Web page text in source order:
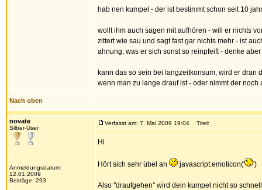
hab nen kumpel - der ist bestimmt schon seit 10
wollt ihm auch sagen mit aufhören - will er nichts
zittert wie sau und sagt fast gar nichts mehr - ist
ahnung, was er sich sonst so reinpfeift - denke
kann das so sein bei langzeitkonsum, wird er
wenn man zu lange drauf ist - oder nimmt der
Nach oben
novate
Silber-User
Anmeldungsdatum:
12.01.2009
Beiträge: 293
Verfasst am: 7. Mai 2009 19:04 Titel:
Hi
Hört sich sehr übel an javascript:emoticon(' ')
Also "draufgehen" wird dein kumpel nicht so